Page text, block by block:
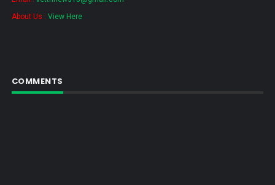
About Us : View Here
COMMENTS